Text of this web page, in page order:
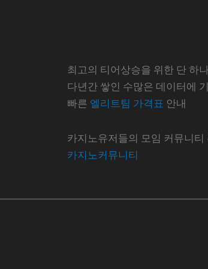
최고의 티어상승을 위한 단 하
다년간 쌓인 수많은 데이터에
빠른 엘리트팀 가격표 안내
카지노유저들의 모임 커뮤니티
카지노커뮤니티